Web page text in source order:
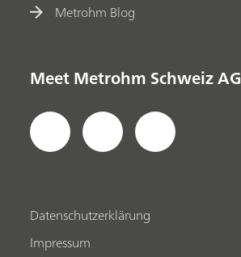
Metrohm Blog
Meet Metrohm Schweiz AG
Datenschutzerklärung
Impressum